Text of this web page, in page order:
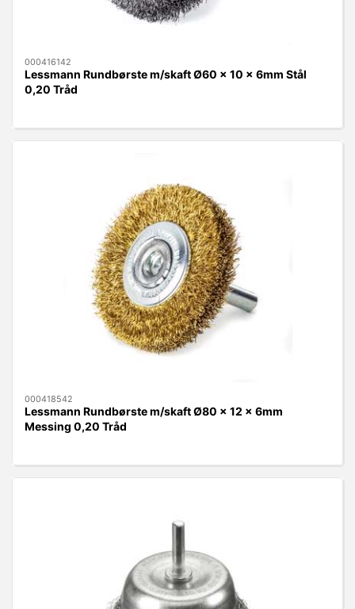
000416142
Lessmann Rundbørste m/skaft Ø60 x 10 x 6mm Stål
0,20 Tråd
000418542
Lessmann Rundbørste m/skaft Ø80 x 12 x 6mm
Messing 0,20 Tråd